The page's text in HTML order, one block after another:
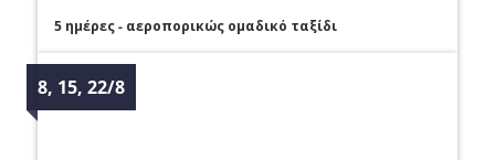
5 ημέρες - αεροπορικώς ομαδικό ταξίδι
8, 15, 22/8